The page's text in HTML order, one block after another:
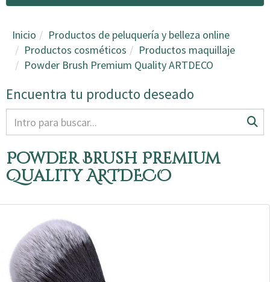
Inicio
Productos de peluquería y belleza online
Productos cosméticos
Productos maquillaje
Powder Brush Premium Quality ARTDECO
Encuentra tu producto deseado
Powder Brush Premium
Quality ARTDECO